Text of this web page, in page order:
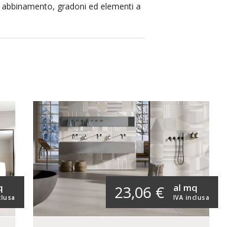
gradoni ed elementi a
23,06 € IVA inclusa
al mq